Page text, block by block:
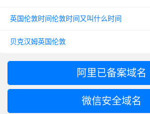
英国伦敦时间伦敦时间又叫什么时间
贝克汉姆英国伦敦
阿里已备案域名
微信安全域名